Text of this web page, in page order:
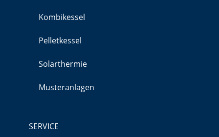
Kombikessel
Pelletkessel
Solarthermie
Musteranlagen
SERVICE